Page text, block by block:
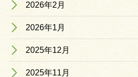
2026年2月
2026年1月
2025年12月
2025年11月